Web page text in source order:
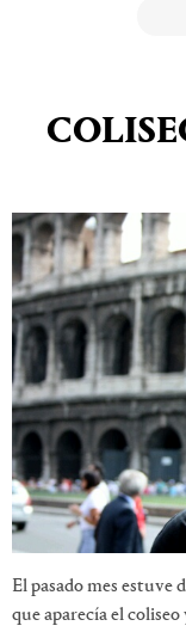
El pasado mes estuve
que aparecía el